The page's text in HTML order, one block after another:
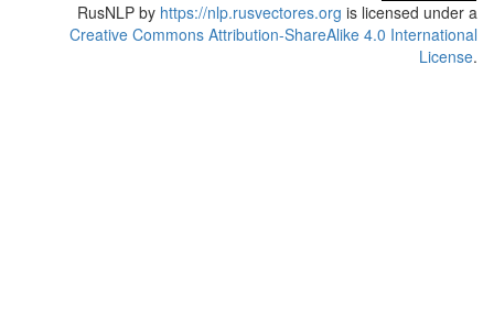
RusNLP by https://nlp.rusvectores.org is licensed under a
Creative Commons Attribution-ShareAlike 4.0 International
License.